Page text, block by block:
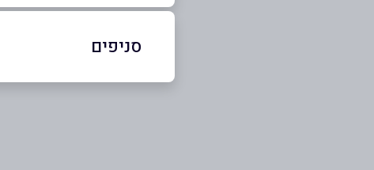
0548342424
באתר
סניפים